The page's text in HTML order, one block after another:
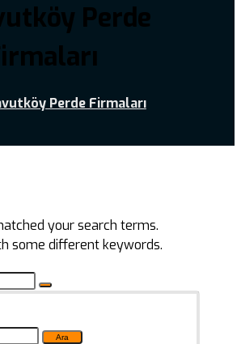
Perde
Perde Firmaları
your search terms.
some different keywords.